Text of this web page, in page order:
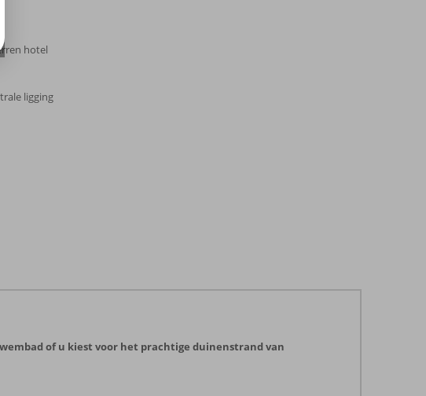
hotel
ligging
of u kiest voor het prachtige duinenstrand van